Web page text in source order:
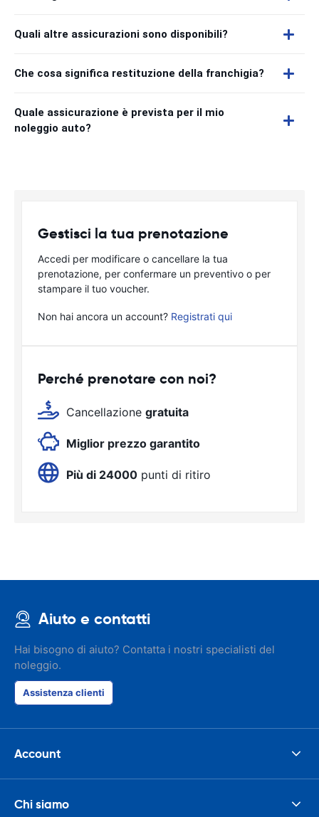
Quali altre assicurazioni sono disponibili?
Che cosa significa restituzione della franchigia?
Quale assicurazione è prevista per il mio
noleggio auto?
Gestisci la tua prenotazione
Accedi per modificare o cancellare la tua
prenotazione, per confermare un preventivo o per
stampare il tuo voucher.
Non hai ancora un account? Registrati qui
Perché prenotare con noi?
Cancellazione gratuita
Miglior prezzo garantito
Più di 24000 punti di ritiro
Aiuto e contatti
Hai bisogno di aiuto? Contatta i nostri specialisti del
noleggio.
Assistenza clienti
Account
Chi siamo